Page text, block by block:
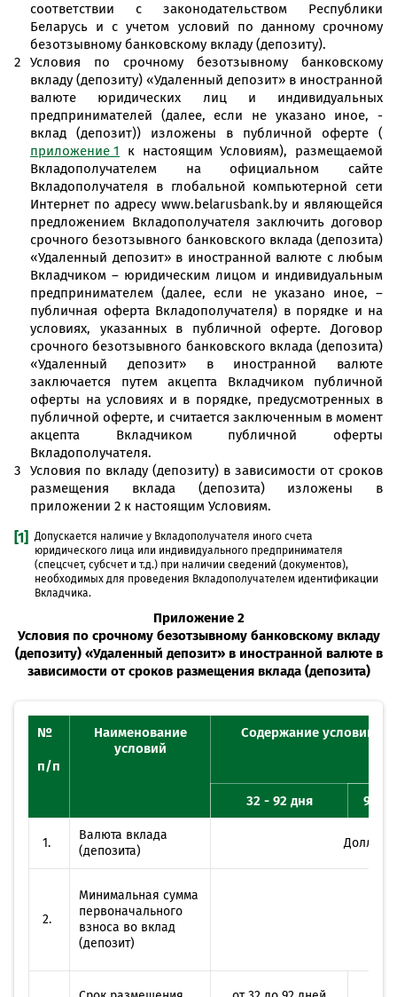
соответствии с законодательством Республики
Беларусь и с учетом условий по данному срочному
безотзывному банковскому вкладу (депозиту).
Условия по срочному безотзывному банковскому
вкладу (депозиту) «Удаленный депозит» в иностранной
валюте юридических лиц и индивидуальных
предпринимателей (далее, если не указано иное, -
вклад (депозит)) изложены в публичной оферте (
приложение 1
к настоящим Условиям), размещаемой
Вкладополучателем на официальном сайте
Вкладополучателя в глобальной компьютерной сети
Интернет по адресу www.belarusbank.by и являющейся
предложением Вкладополучателя заключить договор
срочного безотзывного банковского вклада (депозита)
«Удаленный депозит» в иностранной валюте с любым
Вкладчиком – юридическим лицом и индивидуальным
предпринимателем (далее, если не указано иное, –
публичная оферта Вкладополучателя) в порядке и на
условиях, указанных в публичной оферте. Договор
срочного безотзывного банковского вклада (депозита)
«Удаленный депозит» в иностранной валюте
заключается путем акцепта Вкладчиком публичной
оферты на условиях и в порядке, предусмотренных в
публичной оферте, и считается заключенным в момент
акцепта Вкладчиком публичной оферты
Вкладополучателя.
Условия по вкладу (депозиту) в зависимости от сроков
размещения вклада (депозита) изложены в
приложении 2 к настоящим Условиям.
[1]
Допускается наличие у Вкладополучателя иного счета
юридического лица или индивидуального предпринимателя
(спецсчет, субсчет и т.д.) при наличии сведений (документов),
необходимых для проведения Вкладополучателем идентификации
Вкладчика.
Приложение 2
Условия по срочному безотзывному банковскому вкладу
(депозиту) «Удаленный депозит» в иностранной валюте в
зависимости от сроков размещения вклада (депозита)
№
п/п
Наименование
условий
Содержание условий с
32 - 92 дня 93 -
1.
Валюта вклада
(депозита)
Доллары
2.
Минимальная сумма
первоначального
взноса во вклад
(депозит)